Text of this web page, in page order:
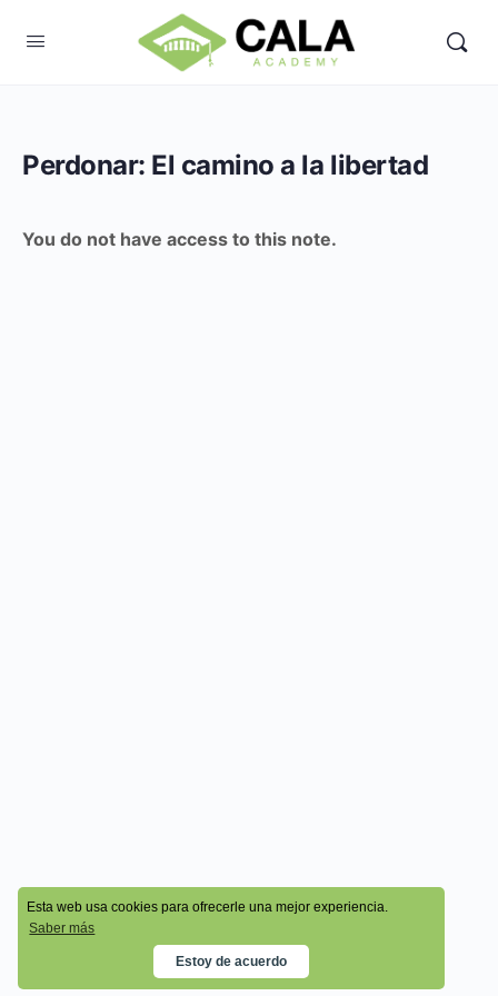
Esta web usa cookies para ofrecerle una mejor experiencia.
Saber más
Estoy de acuerdo
Perdonar: El camino a la libertad
You do not have access to this note.
© 2026 - Cala Academy